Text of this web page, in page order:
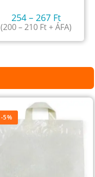
254– 267 Ft
(200–210 Ft+ ÁFA)
-5%